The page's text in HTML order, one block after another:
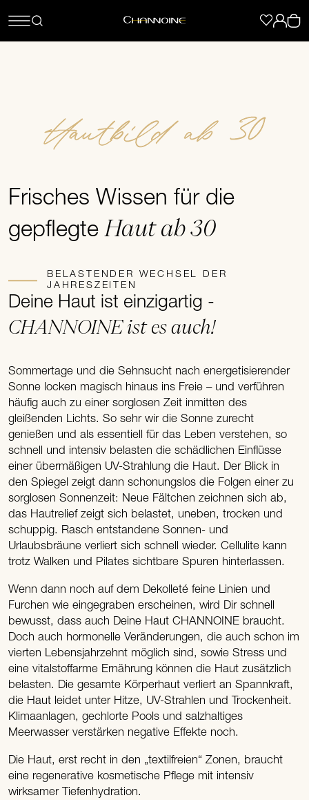
Hautbild ab 30
Frisches Wissen für die
gepflegteHaut ab 30
BELASTENDER WECHSEL DER
JAHRESZEITEN
Deine Haut ist einzigartig -
CHANNOINE ist es auch!
Sommertage und die Sehnsucht nach energetisierender
Sonne locken magisch hinaus ins Freie – und verführen
häufig auch zu einer sorglosen Zeit inmitten des
gleißenden Lichts. So sehr wir die Sonne zurecht
genießen und als essentiell für das Leben verstehen, so
schnell und intensiv belasten die schädlichen Einflüsse
einer übermäßigen UV-Strahlung die Haut. Der Blick in
den Spiegel zeigt dann schonungslos die Folgen einer zu
sorglosen Sonnenzeit: Neue Fältchen zeichnen sich ab,
das Hautrelief zeigt sich belastet, uneben, trocken und
schuppig. Rasch entstandene Sonnen- und
Urlaubsbräune verliert sich schnell wieder. Cellulite kann
trotz Walken und Pilates sichtbare Spuren hinterlassen.
Wenn dann noch auf dem Dekolleté feine Linien und
Furchen wie eingegraben erscheinen, wird Dir schnell
bewusst, dass auch Deine Haut CHANNOINE braucht.
Doch auch hormonelle Veränderungen, die auch schon im
vierten Lebensjahrzehnt möglich sind, sowie Stress und
eine vitalstoffarme Ernährung können die Haut zusätzlich
belasten. Die gesamte Körperhaut verliert an Spannkraft,
die Haut leidet unter Hitze, UV-Strahlen und Trockenheit.
Klimaanlagen, gechlorte Pools und salzhaltiges
Meerwasser verstärken negative Effekte noch.
Die Haut, erst recht in den „textilfreien“ Zonen, braucht
eine regenerative kosmetische Pflege mit intensiv
wirksamer Tiefenhydration.